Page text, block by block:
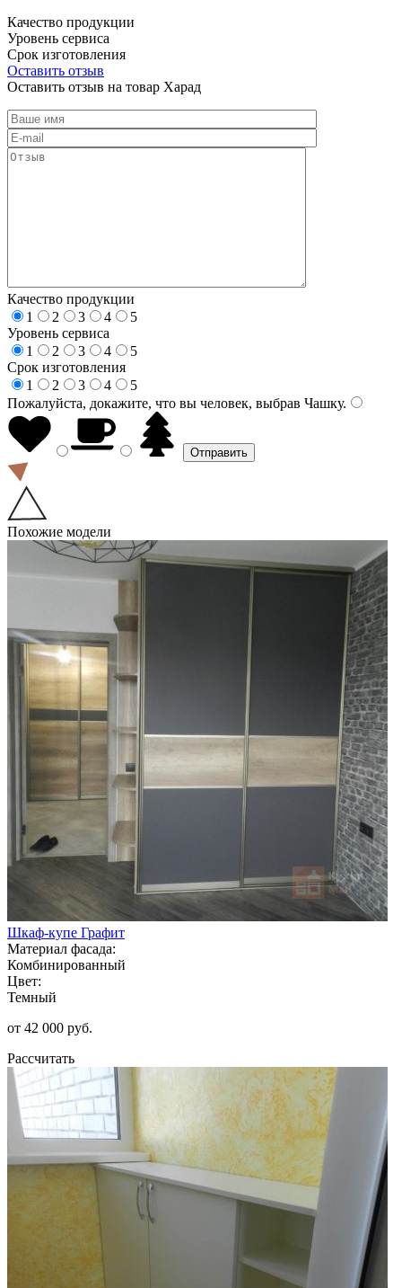
Качество продукции
Уровень сервиса
Срок изготовления
Оставить отзыв
Оставить отзыв на товар Харад
Качество продукции
1
2 3 4
5
Уровень сервиса
1
2 3 4
5
Срок изготовления
1
2 3 4
5
Пожалуйста, докажите, что вы человек, выбрав Чашку.
Похожие модели
Шкаф-купе Графит
Материал фасада:
Комбинированный
Цвет:
Темный
от 42 000 руб.
Рассчитать